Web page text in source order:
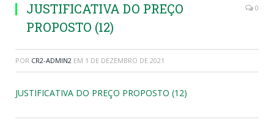
JUSTIFICATIVA DO PREÇO
PROPOSTO (12)
0
POR CR2-ADMIN2 EM 1 DE DEZEMBRO DE 2021
JUSTIFICATIVA DO PREÇO PROPOSTO (12)